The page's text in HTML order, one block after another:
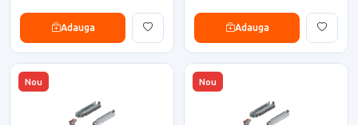
Adauga Adauga
Nou Nou